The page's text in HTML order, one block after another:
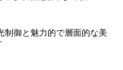
制御と魅力的で層面的な美